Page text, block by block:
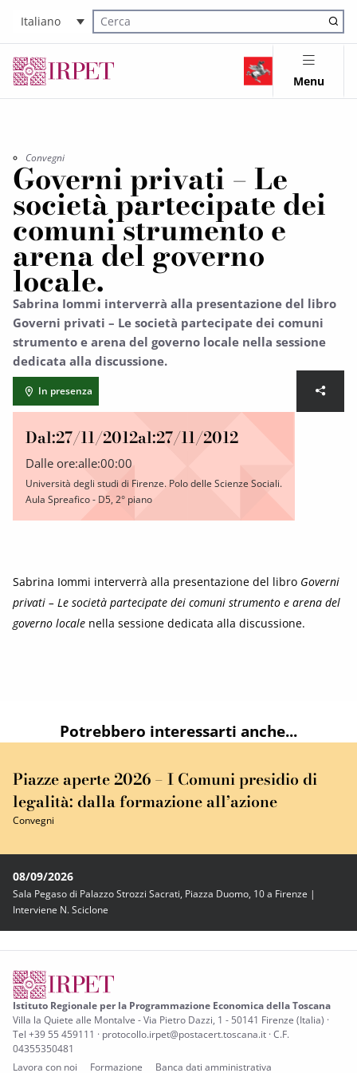
Italiano
Cerca nel sito
Menu
Convegni
Governi privati – Le
società partecipate dei
comuni strumento e
arena del governo
locale.
Sabrina Iommi interverrà alla presentazione del libro
Governi privati – Le società partecipate dei comuni
strumento e arena del governo locale nella sessione
dedicata alla discussione.
In presenza
Dal:27/11/2012al:27/11/2012
Dalle ore:alle:00:00
Università degli studi di Firenze. Polo delle Scienze Sociali.
Aula Spreafico - D5, 2° piano
Sabrina Iommi interverrà alla presentazione del libro Governi
privati – Le società partecipate dei comuni strumento e arena del
governo locale nella sessione dedicata alla discussione.
Potrebbero interessarti anche...
Piazze aperte 2026 – I Comuni presidio di
legalità: dalla formazione all’azione
Convegni
08/09/2026
Sala Pegaso di Palazzo Strozzi Sacrati, Piazza Duomo, 10 a Firenze |
Interviene N. Sciclone
Istituto Regionale per la Programmazione Economica della Toscana
Villa la Quiete alle Montalve - Via Pietro Dazzi, 1 - 50141 Firenze (Italia) ·
Tel +39 55 459111 · protocollo.irpet@postacert.toscana.it · C.F.
04355350481
Lavora con noi
Formazione Banca dati amministrativa